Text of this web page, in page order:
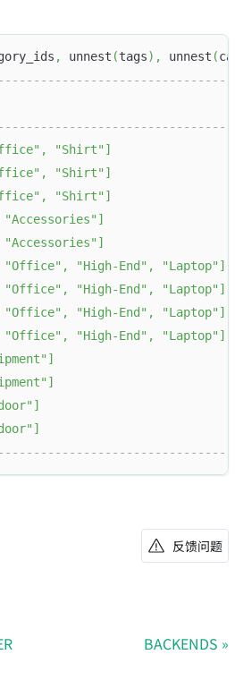
, unnest (tags) , unnest (
, "Shirt" ]
, "Shirt" ]
, "Shirt" ]
"Accessories" ]
"Accessories" ]
"Office" , "High-End" , "Laptop" ]
"Office" , "High-End" , "Laptop" ]
"Office" , "High-End" , "Laptop" ]
"Office" , "High-End" , "Laptop" ]
]
]
]
]
反馈问题
BACKENDS